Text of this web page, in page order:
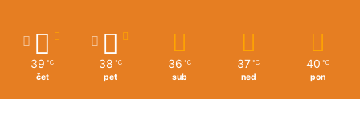
39 ℃
čet
38 ℃
pet
36 ℃
sub
37 ℃
ned
40 ℃
pon